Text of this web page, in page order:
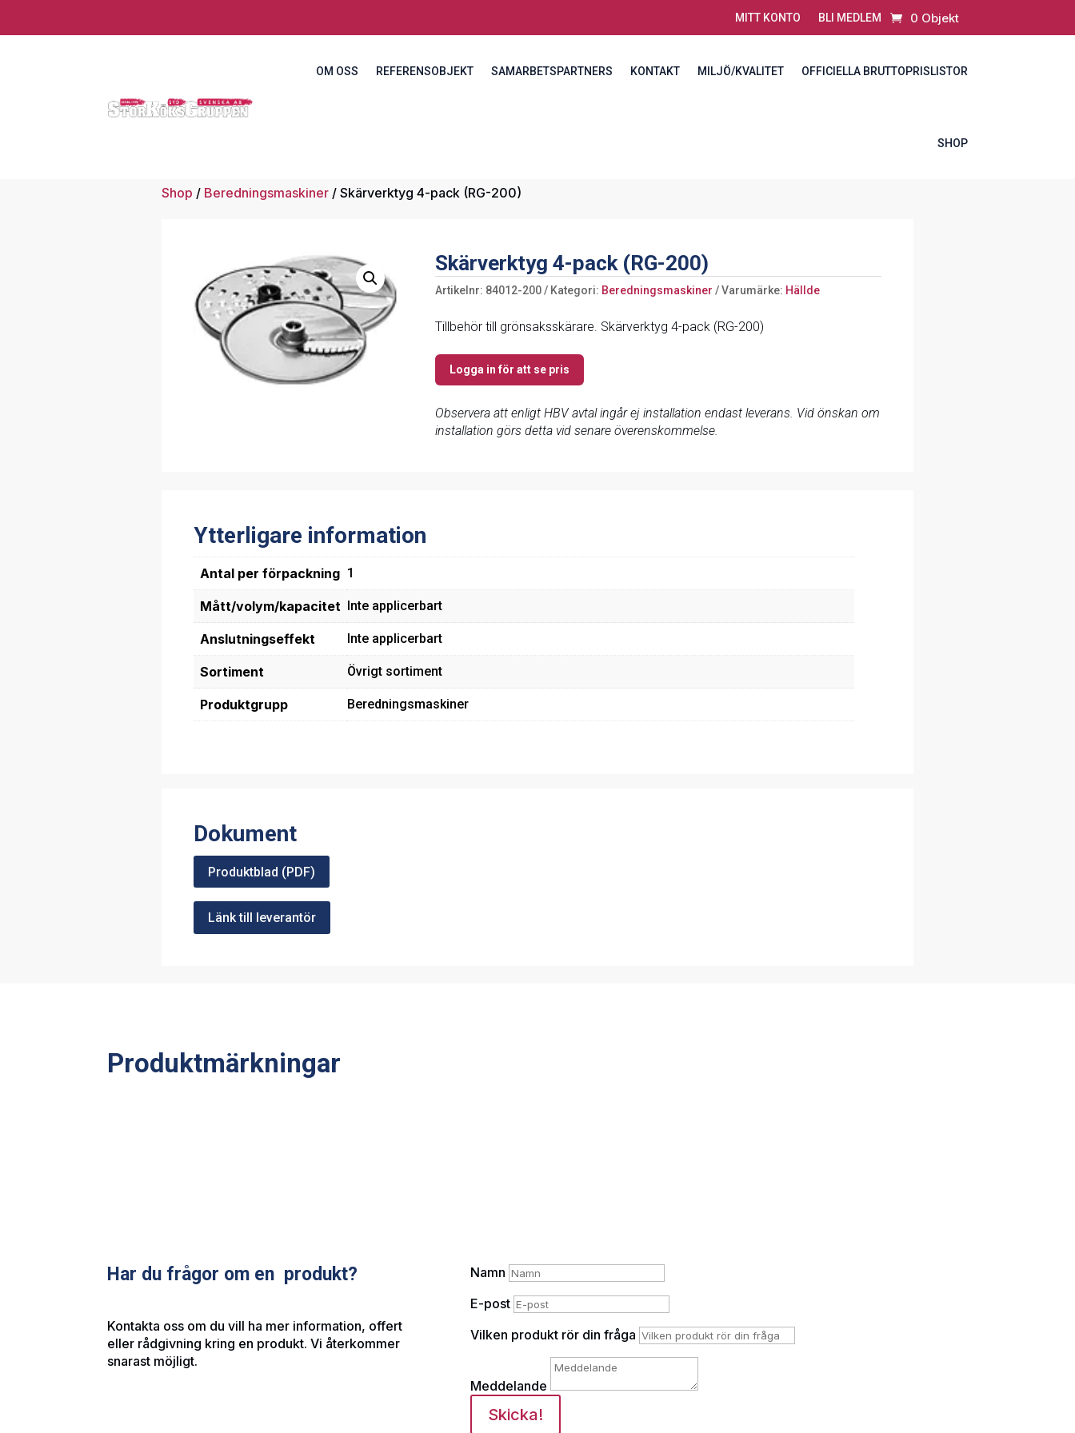
MITT KONTO BLI MEDLEM 0 Objekt
OM OSS REFERENSOBJEKT SAMARBETSPARTNERS KONTAKT MILJÖ/KVALITET OFFICIELLA BRUTTOPRISLISTOR
SHOP
Shop / Beredningsmaskiner/ Skärverktyg 4-pack (RG-200)
Skärverktyg 4-pack (RG-200)
Artikelnr: 84012-200 Kategori: Beredningsmaskiner Varumärke: Hällde
Tillbehör till grönsaksskärare. Skärverktyg 4-pack (RG-200)
Logga in för att se pris
Observera att enligt HBV avtal ingår ej installation endast leverans. Vid önskan om
installation görs detta vid senare överenskommelse.
Ytterligare information
Antal per förpackning 1
Mått/volym/kapacitet Inte applicerbart
Anslutningseffekt Inte applicerbart
Sortiment Övrigt sortiment
Produktgrupp Beredningsmaskiner
Dokument
Produktblad (PDF)
Länk till leverantör
Produktmärkningar
Har du frågor om en produkt?
Kontakta oss om du vill ha mer information, offert
eller rådgivning kring en produkt. Vi återkommer
snarast möjligt.
Namn
E-post
Vilken produkt rör din fråga
Meddelande
Skicka!